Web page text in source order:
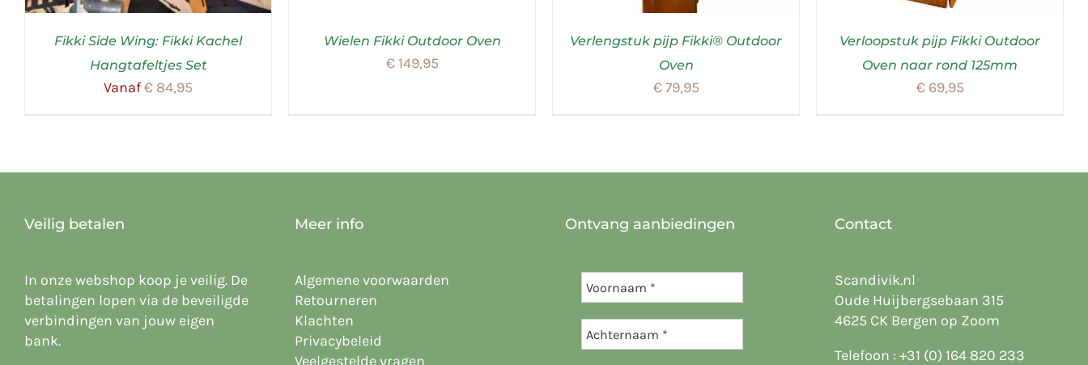
Fikki Side Wing: Fikki Kachel
Hangtafeltjes Set
Vanaf€ 84,95
Wielen Fikki Outdoor Oven
€149,95
Verlengstuk pijp Fikki® Outdoor
Oven
€79,95
Verloopstuk pijp Fikki Outdoor
Oven naar rond 125mm
€69,95
Veilig betalen
In onze webshop koop je veilig. De
betalingen lopen via de beveiligde
verbindingen van jouw eigen
bank.
Meer info
Algemene voorwaarden
Retourneren
Klachten
Privacybeleid
Veelgestelde vragen
Ontvang aanbiedingen Contact
Scandivik.nl
Oude Huijbergsebaan 315
4625 CK Bergen op Zoom
Telefoon :+31 (0) 164 820 233